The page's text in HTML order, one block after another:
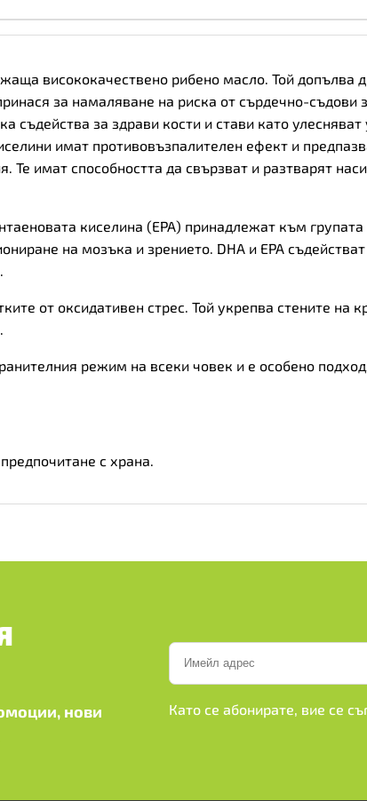
висококачествено рибено масло. Той допълва
за намаляване на риска от сърдечно-съдови
съдейства за здрави кости и стави като
имат противовъзпалителен ефект и
Те имат способността да свързват и разтварят
киселина (EPA) принадлежат към
на мозъка и зрението. DHA и EPA
от оксидативен стрес. Той укрепва стените на
режим на всеки човек и е особено
с храна.
нови
Като се абонирате, вие се